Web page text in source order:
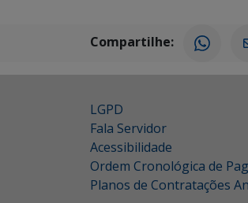
Compartilhe:
LGPD
Fala Servidor
Acessibilidade
Ordem Cronológica de
Planos de Contratações